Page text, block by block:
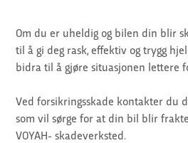
Om du er uheldig og bilen din blir
til å gi deg rask, effektiv og trygg
bidra til å gjøre situasjonen lettere
Ved forsikringsskade kontakter du
som vil sørge for at din bil blir
VOYAH- skadeverksted.